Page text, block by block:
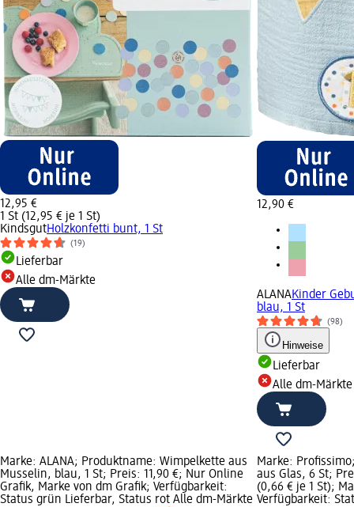
12,95 €
1 St (12,95 € je 1 St)
KindsgutHolzkonfetti bunt, 1 St
(19)
Lieferbar
Alle dm-Märkte
12,90 €
ALANAKinder
blau, 1 St
(98)
Hinweise
Lieferbar
Alle dm-Märkte
Marke: ALANA; Produktname: Wimpelkette aus
Musselin, blau, 1 St; Preis: 11,90 €; Nur Online
Grafik, Marke von dm Grafik; Verfügbarkeit:
Status grün Lieferbar, Status rot Alle dm-Märkte
Marke:
aus Glas, 6 St;
(0,66 € je 1 St);
Verfügbarkeit: